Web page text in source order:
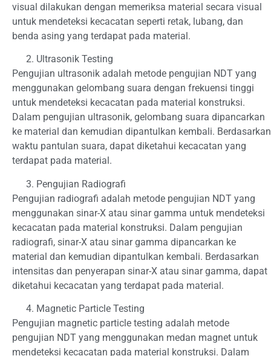
visual dilakukan dengan memeriksa material secara visual
untuk mendeteksi kecacatan seperti retak, lubang, dan
benda asing yang terdapat pada material.
Ultrasonik Testing
Pengujian ultrasonik adalah metode pengujian NDT yang
menggunakan gelombang suara dengan frekuensi tinggi
untuk mendeteksi kecacatan pada material konstruksi.
Dalam pengujian ultrasonik, gelombang suara dipancarkan
ke material dan kemudian dipantulkan kembali. Berdasarkan
waktu pantulan suara, dapat diketahui kecacatan yang
terdapat pada material.
Pengujian Radiografi
Pengujian radiografi adalah metode pengujian NDT yang
menggunakan sinar-X atau sinar gamma untuk mendeteksi
kecacatan pada material konstruksi. Dalam pengujian
radiografi, sinar-X atau sinar gamma dipancarkan ke
material dan kemudian dipantulkan kembali. Berdasarkan
intensitas dan penyerapan sinar-X atau sinar gamma, dapat
diketahui kecacatan yang terdapat pada material.
Magnetic Particle Testing
Pengujian magnetic particle testing adalah metode
pengujian NDT yang menggunakan medan magnet untuk
mendeteksi kecacatan pada material konstruksi. Dalam